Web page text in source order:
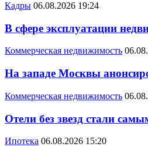
Кадры 06.08.2026 19:24
В сфере эксплуатации
Коммерческая недвижимость
На западе Москвы
Коммерческая недвижимость
Отели без звезд стали
Ипотека 06.08.2026 15:20